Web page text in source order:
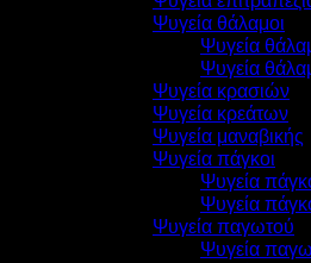
Ψυγεία θάλαμοι
Ψυγεία
Ψυγεία
Ψυγεία κρασιών
Ψυγεία κρεάτων
Ψυγεία μαναβικής
Ψυγεία πάγκοι
Ψυγεία
Ψυγεία
Ψυγεία παγωτού
Ψυγεία